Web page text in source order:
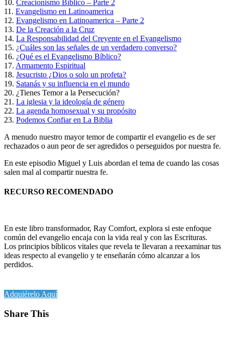
10. Creacionismo Bíblico – Parte 2
11. Evangelismo en Latinoamerica
12. Evangelismo en Latinoamerica – Parte 2
13. De la Creación a la Cruz
14. La Responsabilidad del Creyente en el Evangelismo
15. ¿Cuáles son las señales de un verdadero converso?
16. ¿Qué es el Evangelismo Bíblico?
17. Armamento Espiritual
18. Jesucristo ¿Dios o solo un profeta?
19. Satanás y su influencia en el mundo
20. ¿Tienes Temor a la Persecución?
21. La iglesia y la ideología de género
22. La agenda homosexual y su propósito
23. Podemos Confiar en La Biblia
A menudo nuestro mayor temor de compartir el evangelio es de ser
rechazados o aun peor de ser agredidos o perseguidos por nuestra fe.
En este episodio Miguel y Luis abordan el tema de cuando las cosas
salen mal al compartir nuestra fe.
RECURSO RECOMENDADO
En este libro transformador, Ray Comfort, explora si este enfoque
común del evangelio encaja con la vida real y con las Escrituras.
Los principios bíblicos vitales que revela te llevaran a reexaminar tus
ideas respecto al evangelio y te enseñarán cómo alcanzar a los
perdidos.
Adquiérelo Aquí
Share This